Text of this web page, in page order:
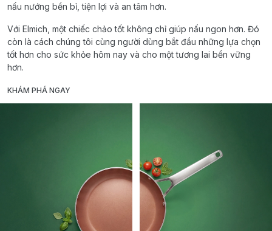
nấu nướng bền bỉ, tiện lợi và an tâm hơn.
Với Elmich, một chiếc chảo tốt không chỉ giúp nấu ngon hơn. Đó
còn là cách chúng tôi cùng người dùng bắt đầu những lựa chọn
tốt hơn cho sức khỏe hôm nay và cho một tương lai bền vững
hơn.
KHÁM PHÁ NGAY